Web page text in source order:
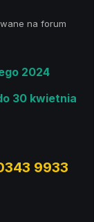
na forum
2024
30 kwietnia
9933